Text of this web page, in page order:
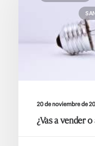
20 de noviembre de
¿Vas a vender